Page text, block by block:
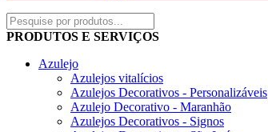
PRODUTOS E SERVIÇOS
Azulejo
Azulejos vitalícios
Azulejos Decorativos - Personalizáveis
Azulejo Decorativo - Maranhão
Azulejos Decorativos - Signos